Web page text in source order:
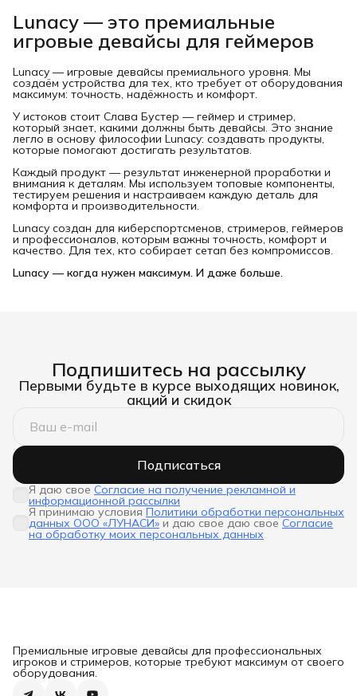
Lunacy — это премиальные
игровые девайсы для геймеров
Lunacy — игровые девайсы премиального уровня. Мы
создаём устройства для тех, кто требует от оборудования
максимум: точность, надёжность и комфорт.
У истоков стоит Слава Бустер — геймер и стример,
который знает, какими должны быть девайсы. Это знание
легло в основу философии Lunacy: создавать продукты,
которые помогают достигать результатов.
Каждый продукт — результат инженерной проработки и
внимания к деталям. Мы используем топовые компоненты,
тестируем решения и настраиваем каждую деталь для
комфорта и производительности.
Lunacy создан для киберспортсменов, стримеров, геймеров
и профессионалов, которым важны точность, комфорт и
качество. Для тех, кто собирает сетап без компромиссов.
Lunacy — когда нужен максимум. И даже больше.
Подпишитесь на рассылку
Первыми будьте в курсе выходящих новинок,
акций и скидок
Подписаться
Я даю свое Согласие на получение рекламной и
информационной рассылки
Я принимаю условия Политики обработки персональных
данных ООО «ЛУНАСИ» и даю свое даю свое Согласие
на обработку моих персональных данных
Премиальные игровые девайсы для профессиональных
игроков и стримеров, которые требуют максимум от своего
оборудования.